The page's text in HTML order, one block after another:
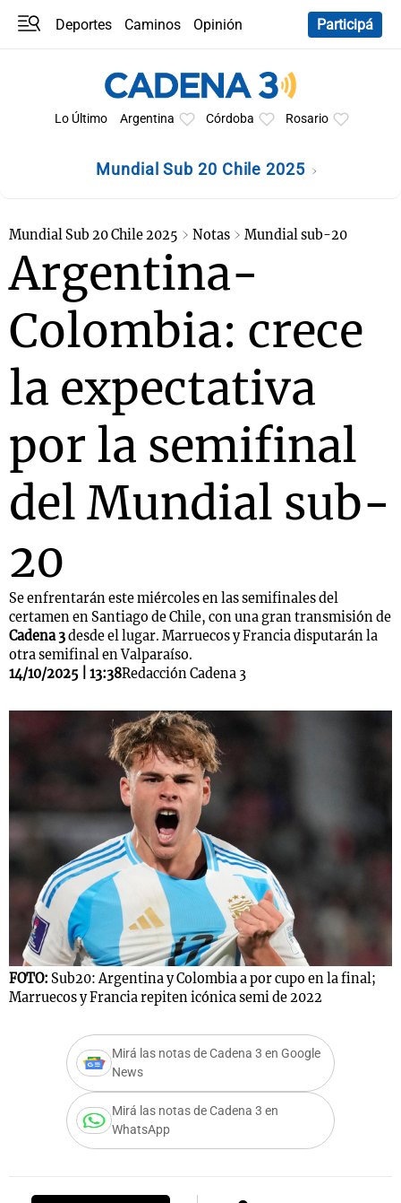
Deportes Caminos
Opinión
Participá
Lo Último Argentina Córdoba Rosario
Mundial Sub 20 Chile 2025
Mundial Sub 20 Chile 2025 Notas Mundial sub-20
Argentina-
Colombia: crece
la expectativa
por la semifinal
del Mundial sub-
20
Se enfrentarán este miércoles en las semifinales del
certamen en Santiago de Chile, con una gran transmisión de
Cadena 3desde el lugar. Marruecos y Francia disputarán la
otra semifinal en Valparaíso.
14/10/2025 | 13:38Redacción Cadena 3
FOTO: Sub20: Argentina y Colombia a por cupo en la final;
Marruecos y Francia repiten icónica semi de 2022
Mirá las notas de Cadena 3 en Google
News
Mirá las notas de Cadena 3 en
WhatsApp
Notas
Mundial 2026
Notas
La Sole en
Cadena 3